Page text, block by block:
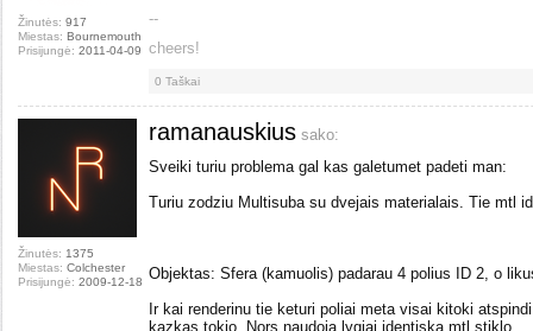
Žinutės: 917
Miestas: Bournemouth
Prisijungė: 2011-04-09
--
cheers!
0 Taškai
Žinutės: 1375
Miestas: Colchester
Prisijungė: 2009-12-18
ramanauskius sako:
Sveiki turiu problema gal kas galetumet padeti man:
Turiu zodziu Multisuba su dvejais materialais. Tie mtl
Objektas: Sfera (kamuolis) padarau 4 polius ID 2, o
Ir kai renderinu tie keturi poliai meta visai kitoki
kazkas tokio. Nors naudoja lygiai identiska mtl stiklo.